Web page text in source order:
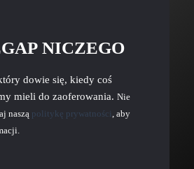
NICZEGO
dowie się, kiedy coś
mieli do zaoferowania. Nie
naszą politykę prywatności, aby